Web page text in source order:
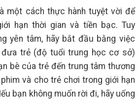
một cách thực hành tuyệt vời để
hạn thời gian và tiền bạc. Tuy
yên tâm, hãy bắt đầu bằng việc
đưa trẻ (độ tuổi trung học cơ sở)
bè của trẻ đến trung tâm thương
và cho trẻ chơi trong giới hạn
bạn không muốn rời đi, hãy uống